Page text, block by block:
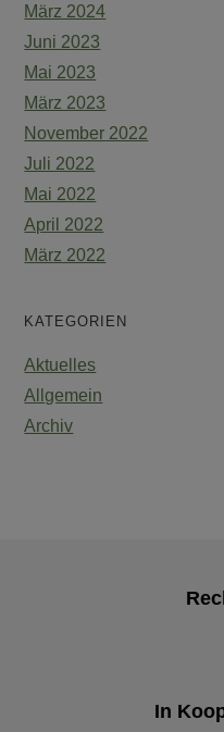
März 2024
Juni 2023
Mai 2023
März 2023
November 2022
Juli 2022
Mai 2022
April 2022
März 2022
KATEGORIEN
Aktuelles
Allgemein
Archiv
In